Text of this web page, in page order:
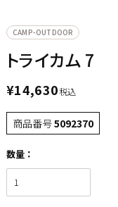
CAMP-OUTDOOR
トライカム 7
¥14,630税込
商品番号5092370